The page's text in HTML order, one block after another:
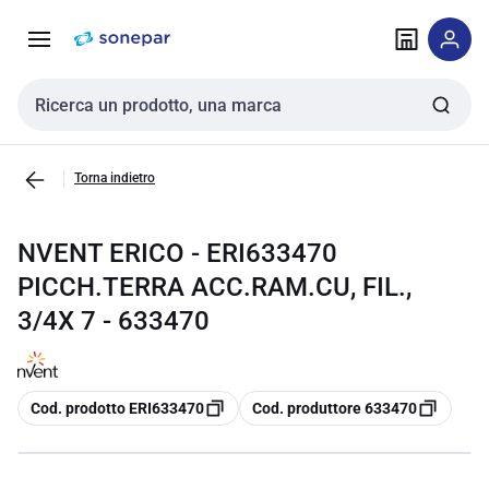
navigazione alla
Cerca input
Torna indietro
NVENT ERICO - ERI633470
PICCH.TERRA ACC.RAM.CU, FIL.,
3/4X 7 - 633470
copia
Cod. prodotto ERI633470 copia
Cod. produttore 633470